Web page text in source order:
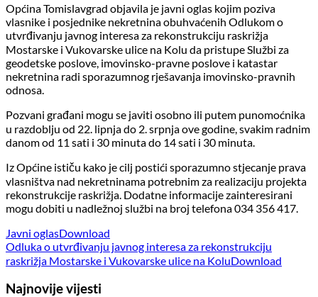
Općina Tomislavgrad objavila je javni oglas kojim poziva
vlasnike i posjednike nekretnina obuhvaćenih Odlukom o
utvrđivanju javnog interesa za rekonstrukciju raskrižja
Mostarske i Vukovarske ulice na Kolu da pristupe Službi za
geodetske poslove, imovinsko-pravne poslove i katastar
nekretnina radi sporazumnog rješavanja imovinsko-pravnih
odnosa.
Pozvani građani mogu se javiti osobno ili putem punomoćnika
u razdoblju od 22. lipnja do 2. srpnja ove godine, svakim radnim
danom od 11 sati i 30 minuta do 14 sati i 30 minuta.
Iz Općine ističu kako je cilj postići sporazumno stjecanje prava
vlasništva nad nekretninama potrebnim za realizaciju projekta
rekonstrukcije raskrižja. Dodatne informacije zainteresirani
mogu dobiti u nadležnoj službi na broj telefona 034 356 417.
Javni oglasDownload
Odluka o utvrđivanju javnog interesa za rekonstrukciju
raskrižja Mostarske i Vukovarske ulice na KoluDownload
Najnovije vijesti